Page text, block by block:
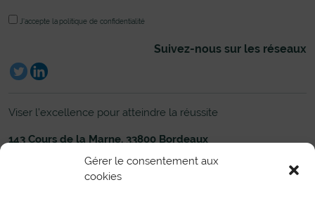
Gérer le consentement aux
cookies
J'accepte la politique de confidentialité
Suivez-nous sur les réseaux
Viser l’excellence pour atteindre la réussite
143 Cours de la Marne, 33800 Bordeaux
Nous écrire
Établissement